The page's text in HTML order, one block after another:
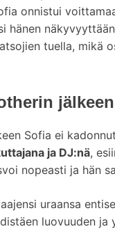
onnistui
hänen
tuella, mikä
jälkeen
Sofia ei
ja DJ:nä,
nopeasti ja hän
uraansa
luovuuden ja